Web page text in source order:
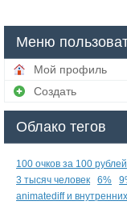
Меню
Мой профиль
Создать
Облако тегов
100 очков за 100 рублей
3 тысяч человек
6%
animatediff и внутренних